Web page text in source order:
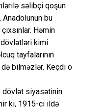
səlibçi qoşun
Anadolunun bu
Həmin
kimi
tayfalarının
bilməzlər. Keçdi o
dövlət siyasətinin
ki, 1915-ci ildə